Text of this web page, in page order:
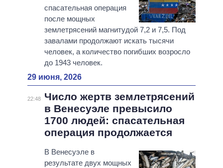
спасательная операция
после мощных
землетрясений магнитудой 7,2 и 7,5. Под
завалами продолжают искать тысячи
человек, а количество погибших возросло
до 1943 человек.
29 июня, 2026
22:48
Число жертв землетрясений
в Венесуэле превысило
1700 людей: спасательная
операция продолжается
В Венесуэле в
результате двух мощных